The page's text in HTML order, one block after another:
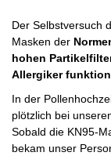
Der Selbstversuch
Masken der
hohen
Allergiker
In der
plötzlich bei
Sobald die KN95-
bekam unser